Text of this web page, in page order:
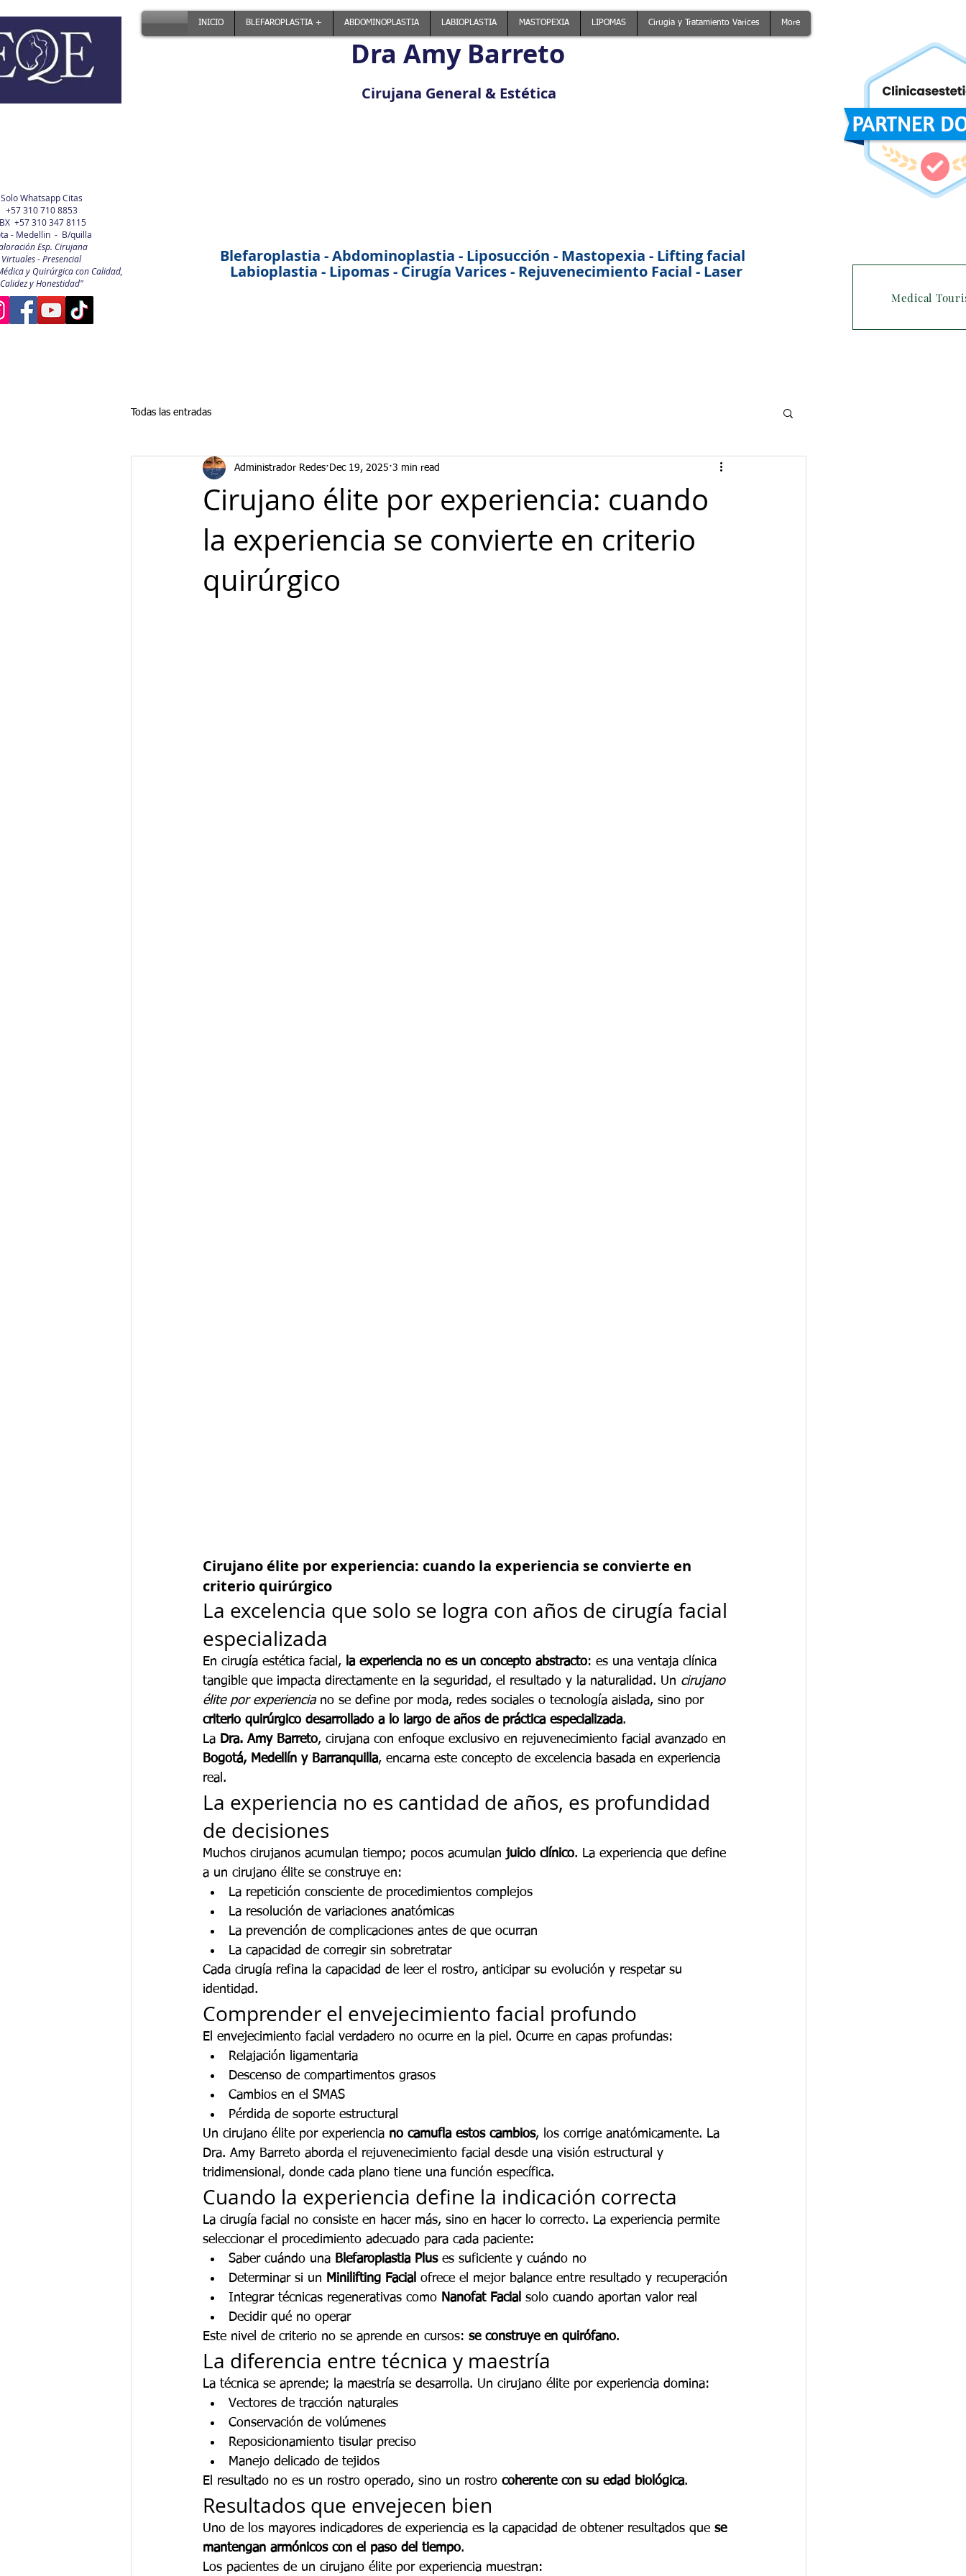
INICIO BLEFAROPLASTIA + ABDOMINOPLASTIA LABIOPLASTIA MASTOPEXIA LIPOMAS Cirugia y Tratamiento Varices More
Dra Amy Barreto
Cirujana General & Estética
Solo Whatsapp Citas
+57 310 710 8853
+57 310 347 8115
- Medellin - B/quilla
Esp. Cirujana
Virtuales - Presencial
y Quirúrgica con Calidad,
Calidez y Honestidad"
Blefaroplastia - Abdominoplastia - Liposucción - Mastopexia - Lifting facial
Labioplastia - Lipomas - Cirugía Varices - Rejuvenecimiento Facial - Laser
Medical
Todas las entradas
Cirujano élite por experiencia: cuando
la experiencia se convierte en criterio
quirúrgico
Administrador Redes Dec 19, 2025 3 min read
Cirujano élite por experiencia: cuando la experiencia se convierte en
criterio quirúrgico
La excelencia que solo se logra con años de cirugía facial
especializada
En cirugía estética facial, la experiencia no es un concepto abstracto: es una ventaja clínica
tangible que impacta directamente en la seguridad, el resultado y la naturalidad. Un cirujano
élite por experiencia no se define por moda, redes sociales o tecnología aislada, sino por
criterio quirúrgico desarrollado a lo largo de años de práctica especializada.
La Dra. Amy Barreto, cirujana con enfoque exclusivo en rejuvenecimiento facial avanzado en
Bogotá, Medellín y Barranquilla, encarna este concepto de excelencia basada en experiencia
real.
La experiencia no es cantidad de años, es profundidad
de decisiones
Muchos cirujanos acumulan tiempo; pocos acumulan juicio clínico. La experiencia que define
a un cirujano élite se construye en:
La repetición consciente de procedimientos complejos
La resolución de variaciones anatómicas
La prevención de complicaciones antes de que ocurran
La capacidad de corregir sin sobretratar
Cada cirugía refina la capacidad de leer el rostro, anticipar su evolución y respetar su
identidad.
Comprender el envejecimiento facial profundo
El envejecimiento facial verdadero no ocurre en la piel. Ocurre en capas profundas:
Relajación ligamentaria
Descenso de compartimentos grasos
Cambios en el SMAS
Pérdida de soporte estructural
Un cirujano élite por experiencia no camufla estos cambios, los corrige anatómicamente. La
Dra. Amy Barreto aborda el rejuvenecimiento facial desde una visión estructural y
tridimensional, donde cada plano tiene una función específica.
Cuando la experiencia define la indicación correcta
La cirugía facial no consiste en hacer más, sino en hacer lo correcto. La experiencia permite
seleccionar el procedimiento adecuado para cada paciente:
Saber cuándo una Blefaroplastia Plus es suficiente y cuándo no
Determinar si un Minilifting Facial ofrece el mejor balance entre resultado y recuperación
Integrar técnicas regenerativas como Nanofat Facial solo cuando aportan valor real
Decidir qué no operar
Este nivel de criterio no se aprende en cursos: se construye en quirófano.
La diferencia entre técnica y maestría
La técnica se aprende; la maestría se desarrolla. Un cirujano élite por experiencia domina:
Vectores de tracción naturales
Conservación de volúmenes
Reposicionamiento tisular preciso
Manejo delicado de tejidos
El resultado no es un rostro operado, sino un rostro coherente con su edad biológica.
Resultados que envejecen bien
Uno de los mayores indicadores de experiencia es la capacidad de obtener resultados que se
mantengan armónicos con el paso del tiempo.
Los pacientes de un cirujano élite por experiencia muestran: